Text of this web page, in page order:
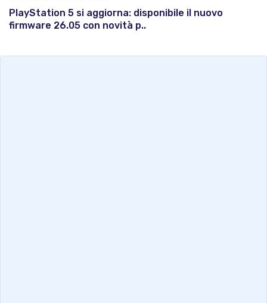
PlayStation 5 si aggiorna: disponibile il nuovo
firmware 26.05 con novità p..